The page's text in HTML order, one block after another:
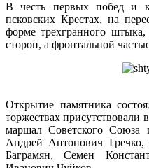
В честь первых побед и
псковских Крестах, на
форме трехгранного
сторон, а фронтальной
Открытие памятника
торжествах присутствовали
маршал Советского
Андрей Антонович
Баграмян, Семен